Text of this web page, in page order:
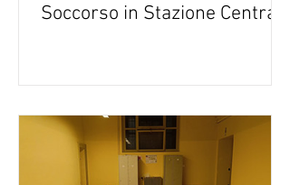
Soccorso in Stazione Centrale